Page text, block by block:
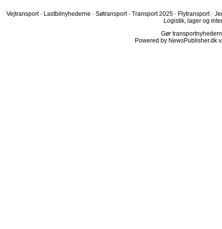
Vejtransport · Lastbilnyhederne · Søtransport · Transport 2025 · Flytransport ·
Logistik, lager og
Gør
Powered by NewsPublisher.dk